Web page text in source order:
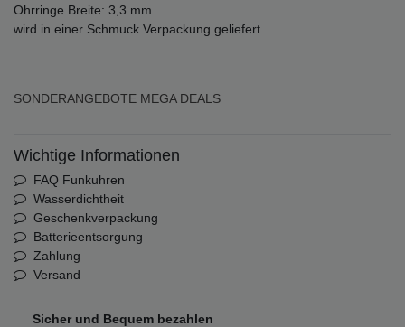
Ohrringe Breite: 3,3 mm
wird in einer Schmuck Verpackung geliefert
SONDERANGEBOTE MEGA DEALS
Wichtige Informationen
FAQ Funkuhren
Wasserdichtheit
Geschenkverpackung
Batterieentsorgung
Zahlung
Versand
Sicher und Bequem bezahlen